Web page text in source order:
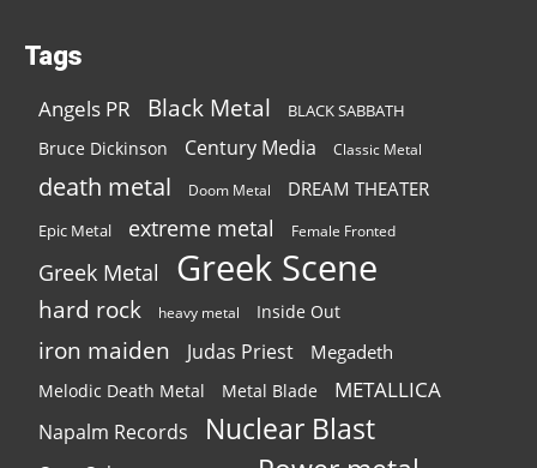
Tags
Angels PR Black Metal BLACK SABBATH
Bruce Dickinson Century Media Classic Metal
death metal Doom Metal DREAM THEATER
Epic Metal extreme metal Female Fronted
Greek Metal Greek Scene
hard rock heavy metal Inside Out
iron maiden Judas Priest Megadeth
Melodic Death Metal Metal Blade METALLICA
Napalm Records Nuclear Blast